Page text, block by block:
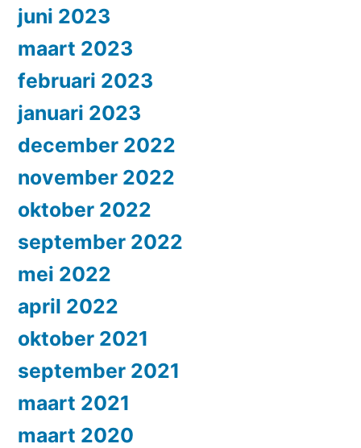
juni 2023
maart 2023
februari 2023
januari 2023
december 2022
november 2022
oktober 2022
september 2022
mei 2022
april 2022
oktober 2021
september 2021
maart 2021
maart 2020